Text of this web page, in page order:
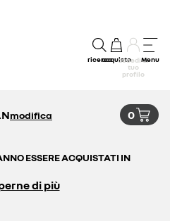
ricercaacquistoaccedi al
tuo
profilo
Menu
modifica 0
ESSERE ACQUISTATI IN
di più